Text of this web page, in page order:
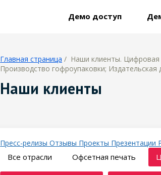
Демо доступ
Главная страница / Наши клиенты. Цифровая
Производство гофроупаковки;
Наши клиенты
Пресс-релизы Отзывы Проекты Презентации
Все отрасли Офсетная печать